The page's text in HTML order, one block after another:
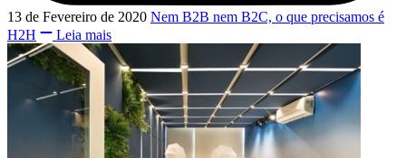
13 de Fevereiro de 2020 Nem B2B nem B2C, o que precisamos é
H2H
Leia mais